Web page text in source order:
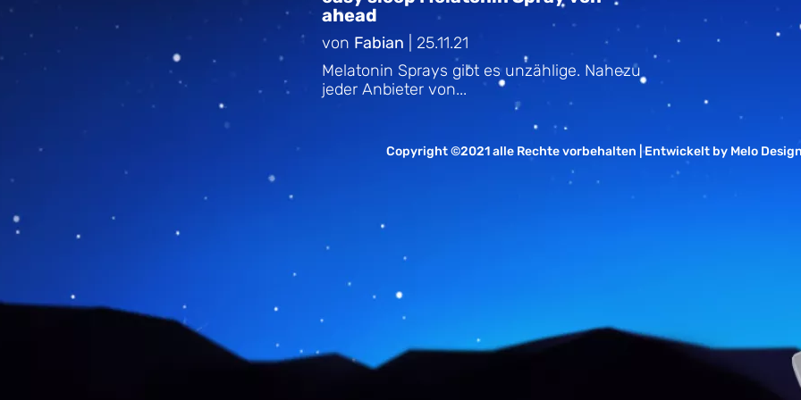
ahead
von Fabian
25.11.21
Melatonin Sprays gibt es unzählige. Nahezu
jeder Anbieter von...
Copyright ©2021 alle Rechte vorbehalten | Entwickelt by Melo